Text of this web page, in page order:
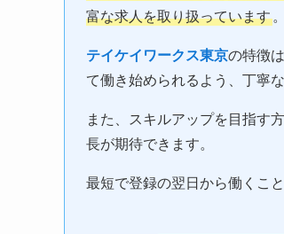
富な求人を取り扱っています 。
テイケイワークス東京の特徴
て働き始められるよう、丁寧
また、スキルアップを目指す
長が期待できます。
最短で登録の翌日から働くこ